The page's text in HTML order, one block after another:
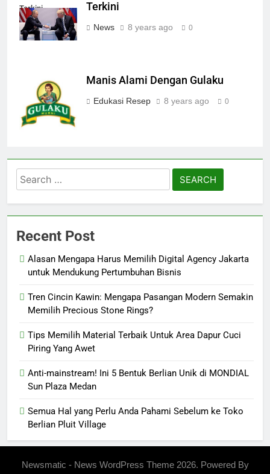
Terkini
Terkini
News 8 years ago 0
Gulaku 1 Kg Manis Alami Dengan Gulaku
Edukasi Resep 8 years ago 0
Search
for:
Recent Post
Alasan Mengapa Harus Memilih Digital Agency Jakarta
untuk Mendukung Pertumbuhan Bisnis
Tren Cincin Kawin: Mengapa Pasangan Modern Semakin
Memilih Precious Stone Rings?
Tips Memilih Material Terbaik Untuk Area Dapur Cuci
Piring Yang Awet
Anti-mainstream! Ini 5 Bentuk Berlian Unik di MONDIAL
Sun Plaza Medan
Semua Hal yang Perlu Anda Pahami Sebelum ke Toko
Berlian Pluit Village
Newsmatic - News WordPress Theme 2026. Powered By